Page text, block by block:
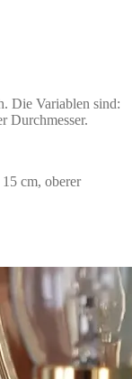
Die Variablen sind:
Durchmesser.
cm, oberer